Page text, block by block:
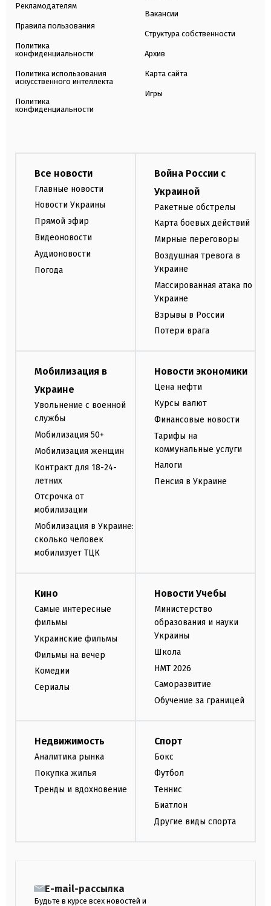
Рекламодателям
Правила пользования
Политика
конфиденциальности
Политика использования
искусственного интеллекта
Политика
конфиденциальности
Вакансии
Структура собственности
Архив
Карта сайта
Игры
Все новости
Главные новости
Новости Украины
Прямой эфир
Видеоновости
Аудионовости
Погода
Война России с
Украиной
Ракетные обстрелы
Карта боевых действий
Мирные переговоры
Воздушная тревога в
Украине
Массированная атака по
Украине
Взрывы в России
Потери врага
Мобилизация в
Украине
Увольнение с военной
службы
Мобилизация 50+
Мобилизация женщин
Контракт для 18-24-
летних
Отсрочка от
мобилизации
Мобилизация в Украине:
сколько человек
мобилизует ТЦК
Новости экономики
Цена нефти
Курсы валют
Финансовые новости
Тарифы на
коммунальные услуги
Налоги
Пенсия в Украине
Кино
Самые интересные
фильмы
Украинские фильмы
Фильмы на вечер
Комедии
Сериалы
Новости Учебы
Министерство
образования и науки
Украины
Школа
НМТ 2026
Саморазвитие
Обучение за границей
Недвижимость
Аналитика рынка
Покупка жилья
Тренды и вдохновение
Спорт
Бокс
Футбол
Теннис
Биатлон
Другие виды спорта
E-mail-рассылка
Будьте в курсе всех новостей и